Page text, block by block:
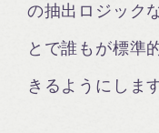
の抽出ロジック
とで誰もが標準
きるようにしま